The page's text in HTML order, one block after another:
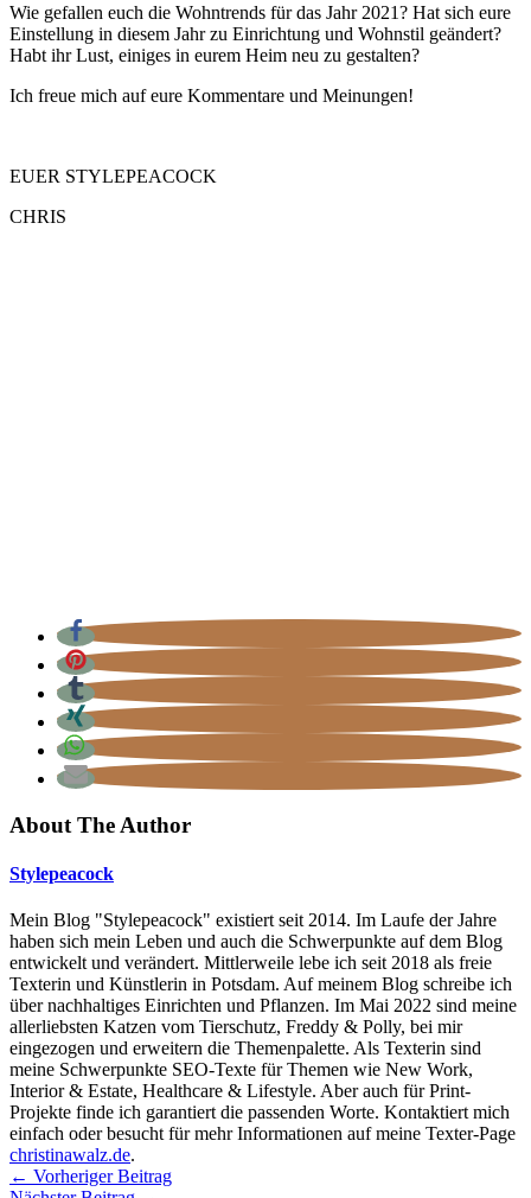
Wie gefallen euch die Wohntrends für das Jahr 2021? Hat sich eure
Einstellung in diesem Jahr zu Einrichtung und Wohnstil geändert?
Habt ihr Lust, einiges in eurem Heim neu zu gestalten?
Ich freue mich auf eure Kommentare und Meinungen!
EUER STYLEPEACOCK
CHRIS
About The Author
Stylepeacock
Mein Blog "Stylepeacock" existiert seit 2014. Im Laufe der Jahre
haben sich mein Leben und auch die Schwerpunkte auf dem Blog
entwickelt und verändert. Mittlerweile lebe ich seit 2018 als freie
Texterin und Künstlerin in Potsdam. Auf meinem Blog schreibe ich
über nachhaltiges Einrichten und Pflanzen. Im Mai 2022 sind meine
allerliebsten Katzen vom Tierschutz, Freddy & Polly, bei mir
eingezogen und erweitern die Themenpalette. Als Texterin sind
meine Schwerpunkte SEO-Texte für Themen wie New Work,
Interior & Estate, Healthcare & Lifestyle. Aber auch für Print-
Projekte finde ich garantiert die passenden Worte. Kontaktiert mich
einfach oder besucht für mehr Informationen auf meine Texter-Page
christinawalz.de.
← Vorheriger Beitrag